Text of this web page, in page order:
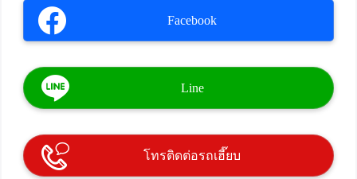
Facebook
Line
โทรติดต่อรถเฮี๊ยบ